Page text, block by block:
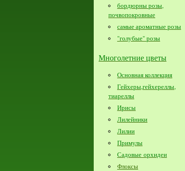
бордюрны розы,
почвопокровные
самые ароматные розы
"голубые" розы
Многолетние цветы
Основная коллекция
Гейхеры,гейхереллы,
тиареллы
Ирисы
Лилейники
Лилии
Примулы
Садовые орхидеи
Флоксы